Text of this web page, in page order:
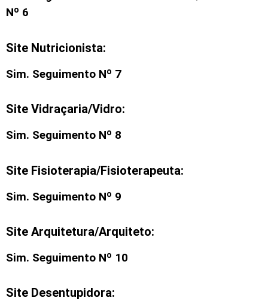
Nº 6
Site Nutricionista:
Sim. Seguimento Nº 7
Site Vidraçaria/Vidro:
Sim. Seguimento Nº 8
Site Fisioterapia/Fisioterapeuta:
Sim. Seguimento Nº 9
Site Arquitetura/Arquiteto:
Sim. Seguimento Nº 10
Site Desentupidora: